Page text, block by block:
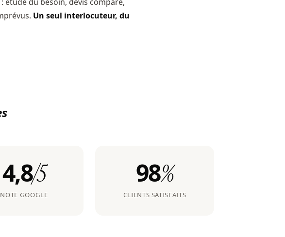
Un seul interlocuteur, du
4,8/5
NOTE GOOGLE
98%
CLIENTS SATISFAITS